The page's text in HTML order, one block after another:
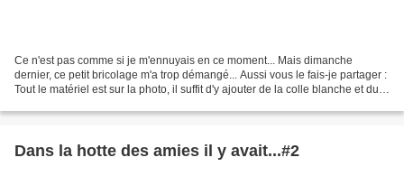
Ce n'est pas comme si je m'ennuyais en ce moment... Mais dimanche
dernier, ce petit bricolage m'a trop démangé... Aussi vous le fais-je partager :
Tout le matériel est sur la photo, il suffit d'y ajouter de la colle blanche et du fil
Dans la hotte des amies il y avait...#2